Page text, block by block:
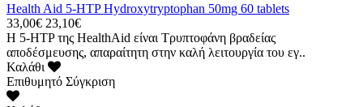
Health Aid 5-HTP Hydroxytryptophan 50mg 60 tablets
33,00€ 23,10€
Η 5-HTP της HealthAid είναι Τρυπτοφάνη βραδείας
αποδέσμευσης, απαραίτητη στην καλή λειτουργία του εγ..
Καλάθι
Επιθυμητό Σύγκριση